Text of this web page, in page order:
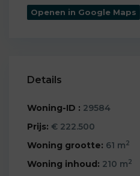
Openen in Google Maps
Details
Woning-ID : 29584
Prijs: € 222.500
Woning grootte: 61 m2
Woning inhoud: 210 m2